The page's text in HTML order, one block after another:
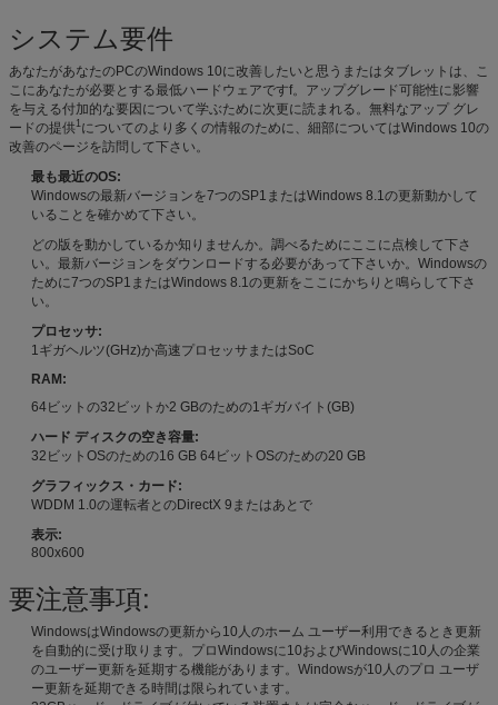
システム要件
あなたがあなたのPCのWindows 10に改善したいと思うまたはタブレットは、こ
こにあなたが必要とする最低ハードウェアですf。アップグレード可能性に影響
を与える付加的な要因について学ぶために次更に読まれる。無料なアップ グレ
ードの提供1についてのより多くの情報のために、細部についてはWindows 10の
改善のページを訪問して下さい。
最も最近のOS:
Windowsの最新バージョンを7つのSP1またはWindows 8.1の更新動かして
いることを確かめて下さい。
どの版を動かしているか知りませんか。調べるためにここに点検して下さ
い。最新バージョンをダウンロードする必要があって下さいか。Windowsの
ために7つのSP1またはWindows 8.1の更新をここにかちりと鳴らして下さ
い。
プロセッサ:
1ギガヘルツ(GHz)か高速プロセッサまたはSoC
RAM:
64ビットの32ビットか2 GBのための1ギガバイト(GB)
ハード ディスクの空き容量:
32ビットOSのための16 GB 64ビットOSのための20 GB
グラフィックス・カード:
WDDM 1.0の運転者とのDirectX 9またはあとで
表示:
800x600
要注意事項:
WindowsはWindowsの更新から10人のホーム ユーザー利用できるとき更新
を自動的に受け取ります。プロWindowsに10およびWindowsに10人の企業
のユーザー更新を延期する機能があります。Windowsが10人のプロ ユーザ
ー更新を延期できる時間は限られています。